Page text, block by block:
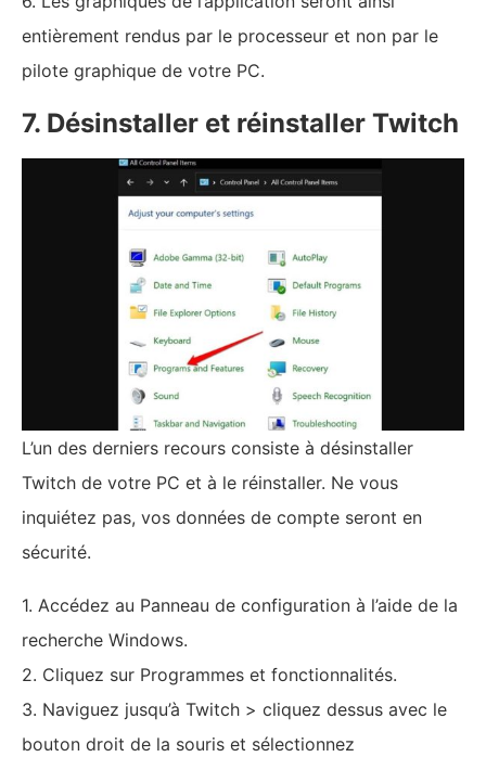
entièrement rendus par le processeur et non par le
pilote graphique de votre PC.
7. Désinstaller et réinstaller Twitch
L’un des derniers recours consiste à désinstaller
Twitch de votre PC et à le réinstaller. Ne vous
inquiétez pas, vos données de compte seront en
sécurité.
1. Accédez au Panneau de configuration à l’aide de la
recherche Windows.
2. Cliquez sur Programmes et fonctionnalités.
3. Naviguez jusqu’à Twitch > cliquez dessus avec le
bouton droit de la souris et sélectionnez